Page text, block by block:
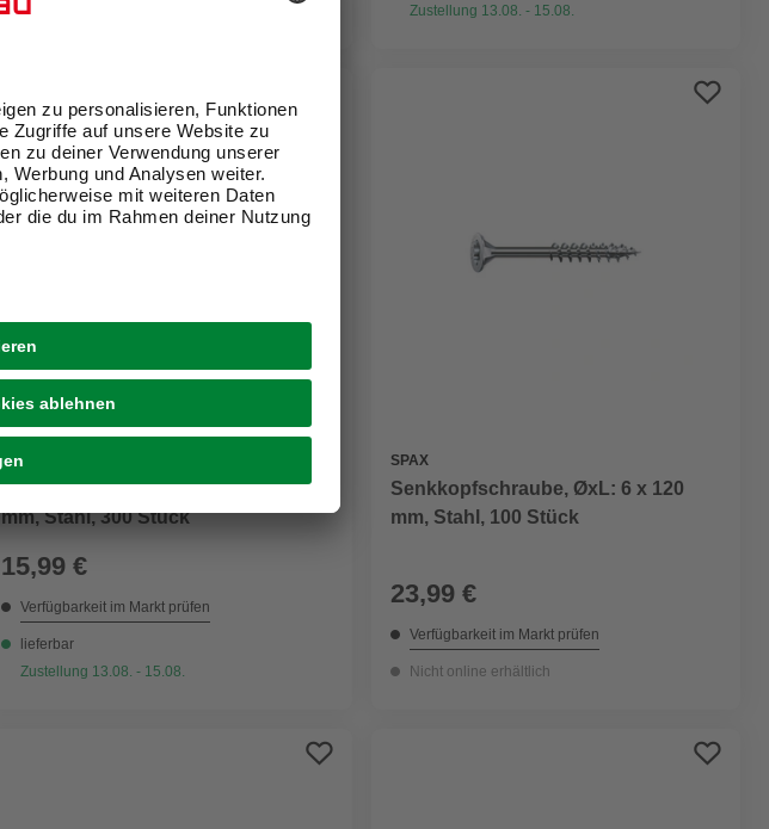
Zustellung 13.08. - 15.08.
Zustellung 13.08. - 15.08.
SPAX
Senkkopfschraube, ØxL: 3.5 x 50
mm, Stahl, 300 Stück
15,99 €
Verfügbarkeit im Markt prüfen
lieferbar
Zustellung 13.08. - 15.08.
SPAX
Senkkopfschraube, ØxL: 6 x 120
mm, Stahl, 100 Stück
23,99 €
Verfügbarkeit im Markt prüfen
Nicht online erhältlich